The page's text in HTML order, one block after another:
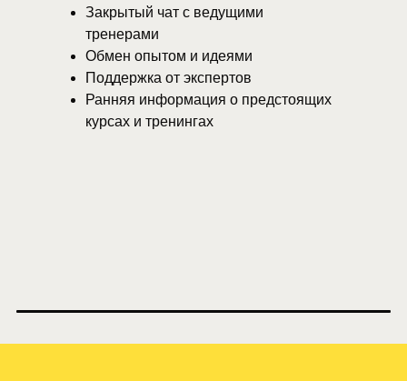
Закрытый чат с ведущими
тренерами
Обмен опытом и идеями
Поддержка от экспертов
Ранняя информация о предстоящих
курсах и тренингах